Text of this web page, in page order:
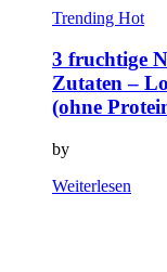
Trending Hot
3 fruchtige
Zutaten –
(ohne
by
Weiterlesen